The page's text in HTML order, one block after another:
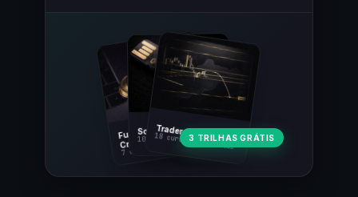
Fundamentos
Cripto
7 cursos · 31 aulas
Trader Cripto
18 cursos · 80 aulas
Soberania Bitcoin
10 cursos · 44 aulas3 TRILHAS GRÁTIS